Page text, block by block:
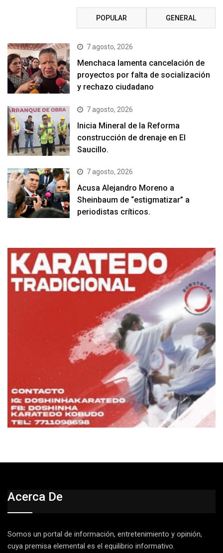
POPULAR GENERAL
7 agosto, 2026
Menchaca lamenta cancelación de
proyectos por falta de socialización
y rechazo ciudadano
7 agosto, 2026
Inicia Mineral de la Reforma
construcción de drenaje en El
Saucillo.
7 agosto, 2026
Acusa Alejandro Moreno a
Sheinbaum de “estigmatizar” a
periodistas críticos.
Acerca De
Somos un portal de información, entretenimiento y opinión,
cuya premisa elemental es el equilibrio informativo.